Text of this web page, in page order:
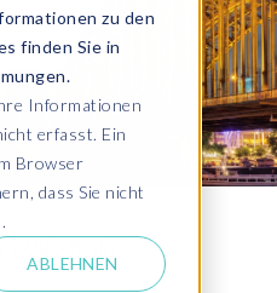
zu den
finden Sie in
Informationen
erfasst. Ein
Browser
dass Sie nicht
ABLEHNEN
2026 Köln